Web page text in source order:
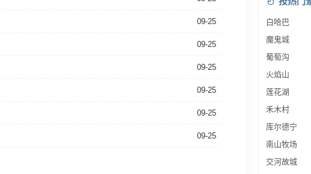
09-25
09-25
09-25
09-25
09-25
09-25
白哈巴
魔鬼城
葡萄沟
火焰山
莲花湖
禾木村
库尔德宁
南山牧场
交河故城